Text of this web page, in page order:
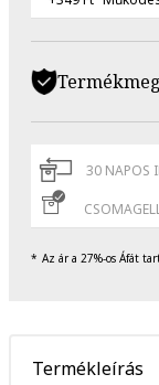
30 NAPOS
Az ár a 27%-os Áfát
Termékleírás